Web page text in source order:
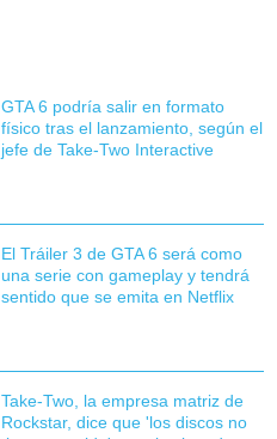
GTA 6 podría salir en formato
físico tras el lanzamiento, según el
jefe de Take-Two Interactive
El Tráiler 3 de GTA 6 será como
una serie con gameplay y tendrá
sentido que se emita en Netflix
Take-Two, la empresa matriz de
Rockstar, dice que 'los discos no